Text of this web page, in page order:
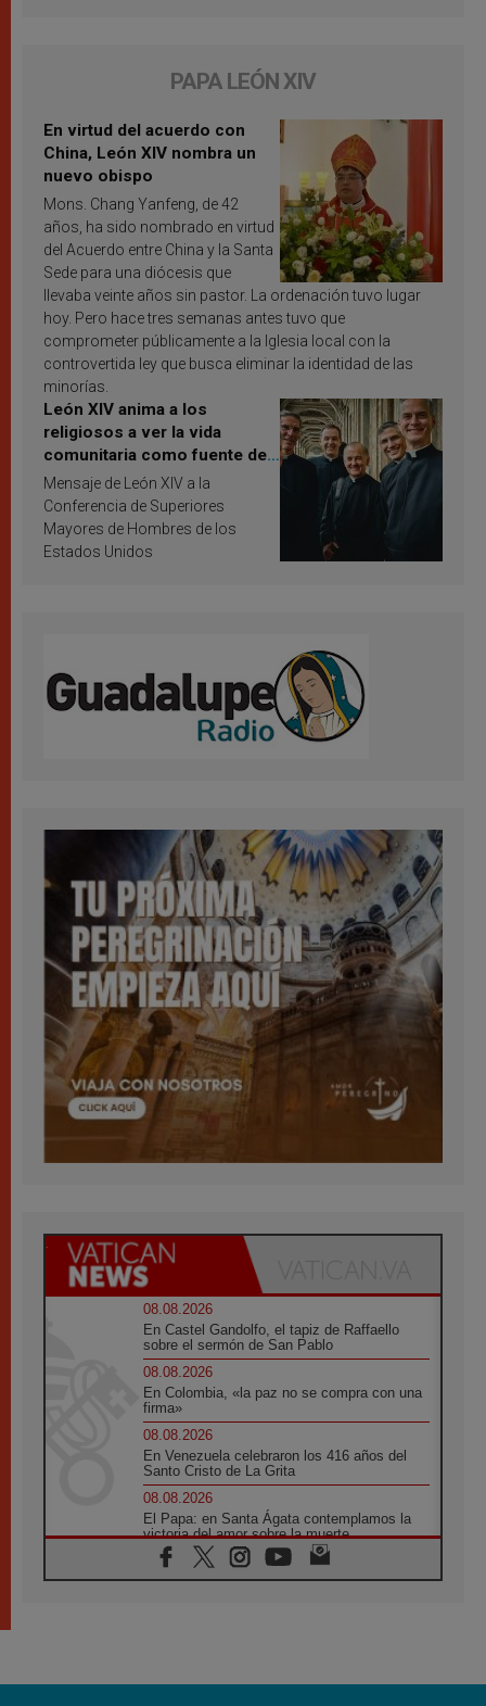
PAPA LEÓN XIV
En virtud del acuerdo con
China, León XIV nombra un
nuevo obispo
Mons. Chang Yanfeng, de 42
años, ha sido nombrado en virtud
del Acuerdo entre China y la Santa
Sede para una diócesis que
llevaba veinte años sin pastor. La ordenación tuvo lugar
hoy. Pero hace tres semanas antes tuvo que
comprometer públicamente a la Iglesia local con la
controvertida ley que busca eliminar la identidad de las
minorías.
León XIV anima a los
religiosos a ver la vida
comunitaria como fuente de
inspiración y santificación
Mensaje de León XIV a la
Conferencia de Superiores
Mayores de Hombres de los
Estados Unidos
08.08.2026
En Castel Gandolfo, el tapiz de Raffaello
sobre el sermón de San Pablo
08.08.2026
En Colombia, «la paz no se compra con una
firma»
08.08.2026
En Venezuela celebraron los 416 años del
Santo Cristo de La Grita
08.08.2026
El Papa: en Santa Ágata contemplamos la
victoria del amor sobre la muerte
08.08.2026
León XIV visitará el Santuario de la Madre
07.08.2026